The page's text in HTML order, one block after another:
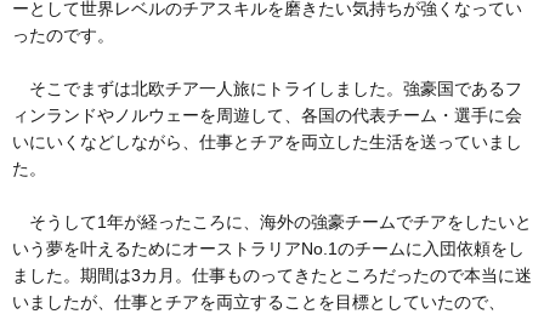
ーとして世界レベルのチアスキルを磨きたい気持ちが強くなってい
ったのです。
そこでまずは北欧チア一人旅にトライしました。強豪国であるフ
ィンランドやノルウェーを周遊して、各国の代表チーム・選手に会
いにいくなどしながら、仕事とチアを両立した生活を送っていまし
た。
そうして1年が経ったころに、海外の強豪チームでチアをしたいと
いう夢を叶えるためにオーストラリアNo.1のチームに入団依頼をし
ました。期間は3カ月。仕事ものってきたところだったので本当に迷
いましたが、仕事とチアを両立することを目標としていたので、